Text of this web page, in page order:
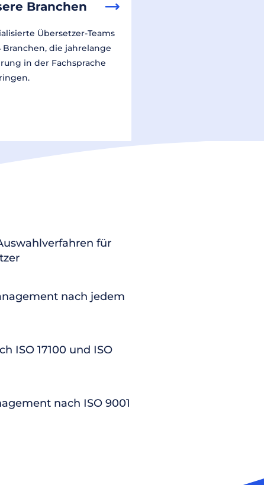
Branchen
Übersetzer-Teams
Branchen, die jahrelange
in der Fachsprache
für
nach jedem
ISO 17100 und ISO
nach ISO 9001